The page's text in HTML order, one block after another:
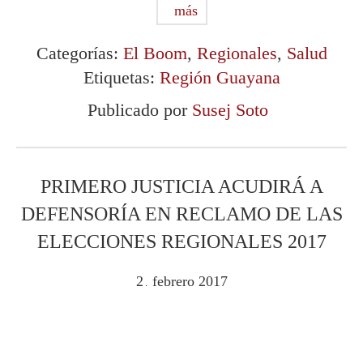
más
Categorías: El Boom, Regionales, Salud
Etiquetas: Región Guayana
Publicado por Susej Soto
PRIMERO JUSTICIA ACUDIRÁ A
DEFENSORÍA EN RECLAMO DE LAS
ELECCIONES REGIONALES 2017
2 . febrero 2017